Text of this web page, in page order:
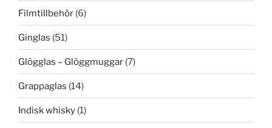
Filmtillbehör (6)
Ginglas (51)
Glögglas – Glöggmuggar (7)
Grappaglas (14)
Indisk whisky (1)